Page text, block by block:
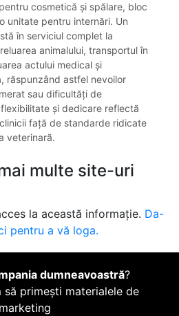
cosmetică și spălare, bloc
unitate pentru internări. Un
în serviciul complet la
animalului, transportul în
actului medical și
răspunzând astfel nevoilor
sau dificultăți de
și dedicare reflectă
față de standarde ridicate
veterinară.
multe site-uri
la această informație. Da-
pentru a vă loga.
dumneavoastră?
să primești materialele de
marketing